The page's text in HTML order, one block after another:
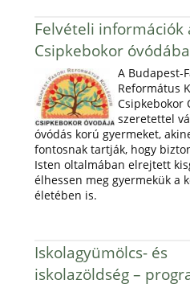
Felvételi információk
Csipkebokor óvódába
A Budapest-
Református
Csipkebokor
szeretettel
óvódás korú gyermeket,
fontosnak tartják, hogy
Isten oltalmában elrejtett
élhessen meg gyermekük a
életében is.
Iskolagyümölcs- és
iskolazöldség –